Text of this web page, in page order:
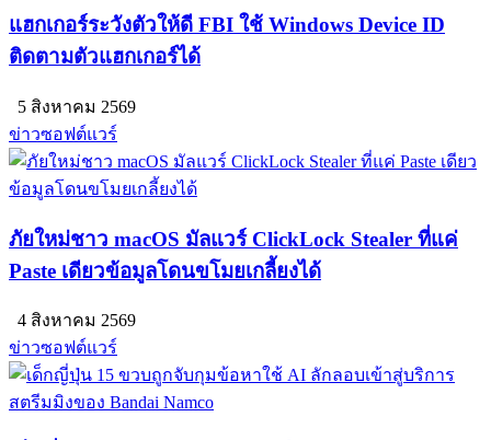
แฮกเกอร์ระวังตัวให้ดี FBI ใช้ Windows Device ID
ติดตามตัวแฮกเกอร์ได้
5 สิงหาคม 2569
ข่าวซอฟต์แวร์
ภัยใหม่ชาว macOS มัลแวร์ ClickLock Stealer ที่แค่
Paste เดียวข้อมูลโดนขโมยเกลี้ยงได้
4 สิงหาคม 2569
ข่าวซอฟต์แวร์